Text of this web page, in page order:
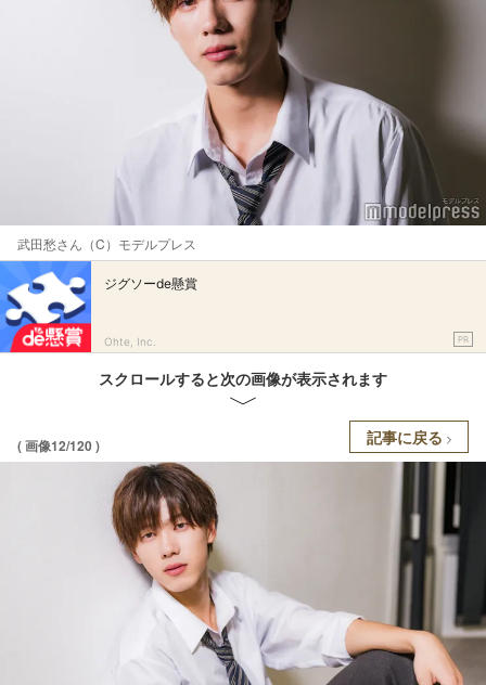
武田愁さん（C）モデルプレス
ジグソーde懸賞
Ohte, Inc. PR
スクロールすると次の画像が表示されます
( 画像12/120 ) 記事に戻る